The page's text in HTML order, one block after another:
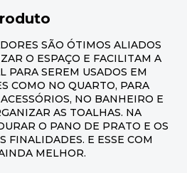
SÃO ÓTIMOS ALIADOS
O ESPAÇO E FACILITAM A
PARA SEREM USADOS EM
COMO NO QUARTO, PARA
NO BANHEIRO E
AS TOALHAS. NA
O PANO DE PRATO E OS
FINALIDADES. E ESSE COM
MELHOR.